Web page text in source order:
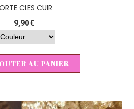
CLES CUIR
9,90€
AU PANIER